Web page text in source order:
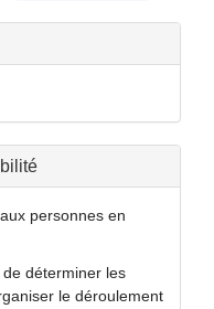
personnes en
déterminer les
le déroulement